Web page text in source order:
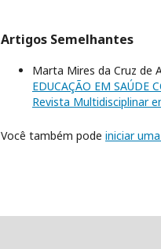
Artigos Semelhantes
Marta Mires da Cruz de
EDUCAÇÃO EM SAÚDE
Revista Multidisciplinar
Você também pode iniciar